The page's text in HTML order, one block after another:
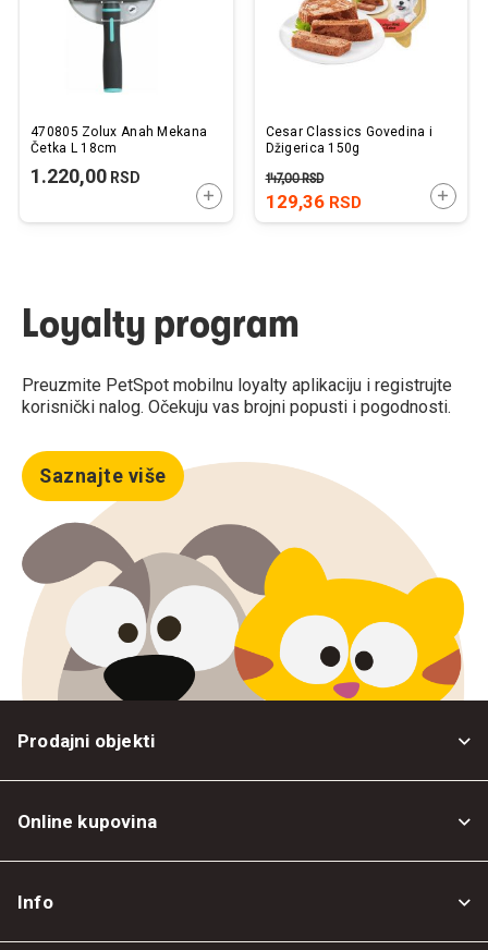
470805 Zolux Anah Mekana
Četka L 18cm
1.220,00 RSD
DODAJTE U KORPU
Cesar Classics Govedina i
Džigerica 150g
129,36RSD
147,00RSD
Loyalty program
Preuzmite PetSpot mobilnu loyalty aplikaciju i registrujte
korisnički nalog. Očekuju vas brojni popusti i pogodnosti.
Saznajte više
Prodajni objekti
Online kupovina
Info